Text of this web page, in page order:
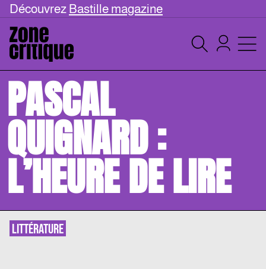
Découvrez Bastille magazine
PASCAL
QUIGNARD :
L’HEURE DE LIRE
LITTÉRATURE